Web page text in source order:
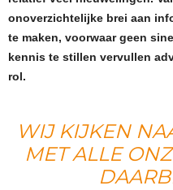
onoverzichtelijke brei aan
te maken, voorwaar geen
kennis te stillen vervullen
rol.
WIJ KIJKEN
MET ALLE